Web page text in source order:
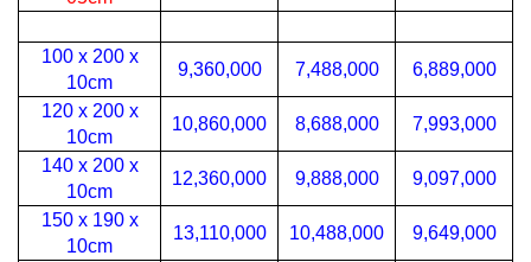
100 x 200 x
10cm
9,360,000 7,488,000 6,889,000
120 x 200 x
10cm
10,860,000 8,688,000 7,993,000
140 x 200 x
10cm
12,360,000 9,888,000 9,097,000
150 x 190 x
10cm
13,110,000 10,488,000 9,649,000